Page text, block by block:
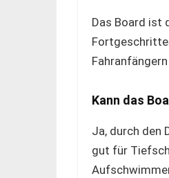
Das Board ist
Kann das
Ja, durch den
gut für